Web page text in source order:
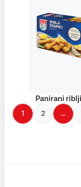
Panirani
1 2 …